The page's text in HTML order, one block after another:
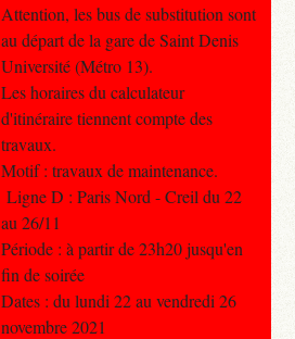
Attention, les bus de substitution sont
au départ de la gare de Saint Denis
Université (Métro 13).
Les horaires du calculateur
d'itinéraire tiennent compte des
travaux.
Motif : travaux de maintenance.
Ligne D : Paris Nord - Creil du 22
au 26/11
Période : à partir de 23h20 jusqu'en
fin de soirée
Dates : du lundi 22 au vendredi 26
novembre 2021